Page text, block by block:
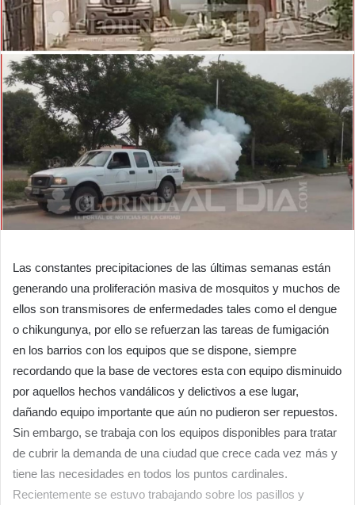
Las constantes precipitaciones de las últimas semanas están
generando una proliferación masiva de mosquitos y muchos de
ellos son transmisores de enfermedades tales como el dengue
o chikungunya, por ello se refuerzan las tareas de fumigación
en los barrios con los equipos que se dispone, siempre
recordando que la base de vectores esta con equipo disminuido
por aquellos hechos vandálicos y delictivos a ese lugar,
dañando equipo importante que aún no pudieron ser repuestos.
Sin embargo, se trabaja con los equipos disponibles para tratar
de cubrir la demanda de una ciudad que crece cada vez más y
tiene las necesidades en todos los puntos cardinales.
Recientemente se estuvo trabajando sobre los pasillos y